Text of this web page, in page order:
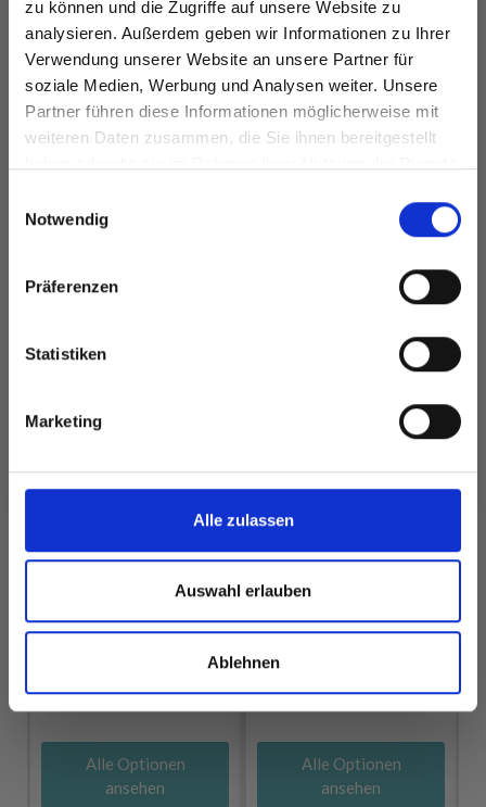
zu können und die Zugriffe auf unsere Website zu
analysieren. Außerdem geben wir Informationen zu Ihrer
Verwendung unserer Website an unsere Partner für
soziale Medien, Werbung und Analysen weiter. Unsere
Partner führen diese Informationen möglicherweise mit
weiteren Daten zusammen, die Sie ihnen bereitgestellt
Notwendig
Präferenzen
Statistiken
Marketing
Alle zulassen
Auswahl erlauben
Ablehnen
FUZZY CHENILLE
EUR 6.40
FARBEN, 2 MM, 100
CM, 12 STK
EUR 3.90
In den Warenkorb
MERINO
Alle Optionen
ansehen
DROPS KARISMA
Alle Optionen
ansehen
Spare bis zu 50%
und erhalte exklusiven Zugang zu